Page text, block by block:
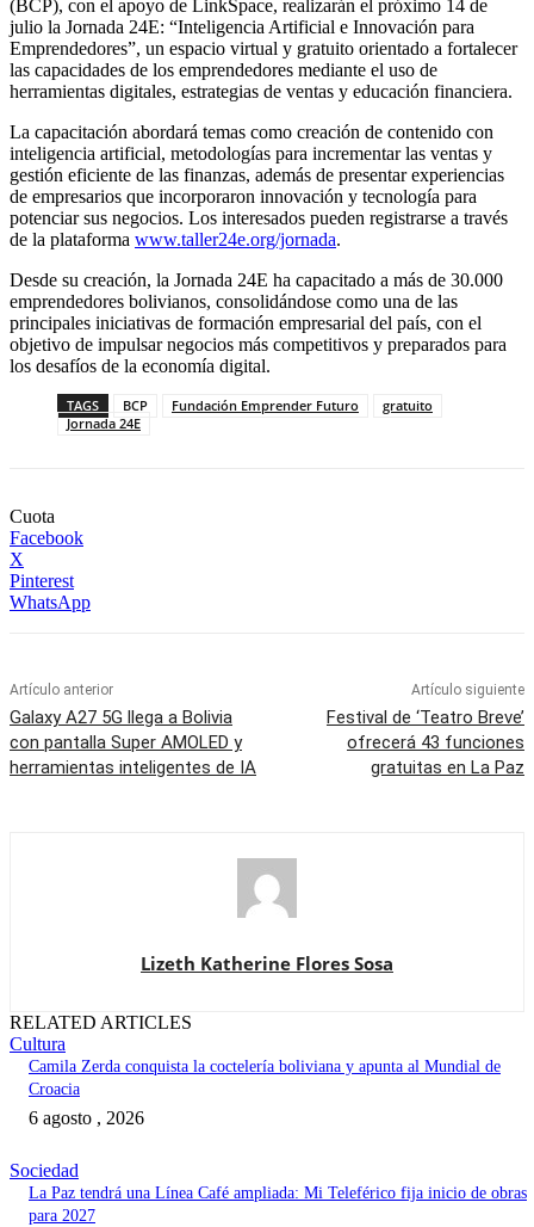
(BCP), con el apoyo de LinkSpace, realizarán el próximo 14 de
julio la Jornada 24E: “Inteligencia Artificial e Innovación para
Emprendedores”, un espacio virtual y gratuito orientado a fortalecer
las capacidades de los emprendedores mediante el uso de
herramientas digitales, estrategias de ventas y educación financiera.
La capacitación abordará temas como creación de contenido con
inteligencia artificial, metodologías para incrementar las ventas y
gestión eficiente de las finanzas, además de presentar experiencias
de empresarios que incorporaron innovación y tecnología para
potenciar sus negocios. Los interesados pueden registrarse a través
de la plataforma www.taller24e.org/jornada.
Desde su creación, la Jornada 24E ha capacitado a más de 30.000
emprendedores bolivianos, consolidándose como una de las
principales iniciativas de formación empresarial del país, con el
objetivo de impulsar negocios más competitivos y preparados para
los desafíos de la economía digital.
TAGS BCP Fundación Emprender Futuro
gratuito
Jornada 24E
Cuota
Facebook
X
Pinterest
WhatsApp
Artículo anterior
Galaxy A27 5G llega a Bolivia
con pantalla Super AMOLED y
herramientas inteligentes de IA
Artículo siguiente
Festival de ‘Teatro Breve’
ofrecerá 43 funciones
gratuitas en La Paz
Lizeth Katherine Flores Sosa
RELATED ARTICLES
Cultura
Camila Zerda conquista la coctelería boliviana y apunta al Mundial de
Croacia
6 agosto , 2026
Sociedad
La Paz tendrá una Línea Café ampliada: Mi Teleférico fija inicio de obras
para 2027